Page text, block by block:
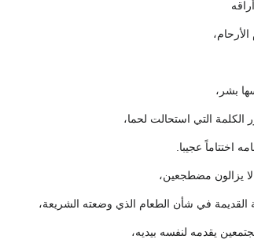
بشر،
الكلمة التي استحالت لحما،
اختتاماً عجيبا.
يزالون مضطجعين،
في شأن الطعام الذي وضعته الشريعة،
يقدمه لنفسه بيديه،